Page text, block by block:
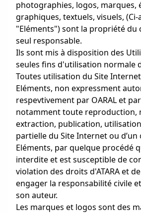
photographies, logos, marques,
graphiques, textuels, visuels,
"Eléments") sont la propriété du
seul responsable.
Ils sont mis à disposition des
seules fins d'utilisation normale
Toutes utilisation du Site
Eléments, non expressment
respevtivement par OARAL et
notamment toute reproduction,
extraction, publication,
partielle du Site Internet ou d’un
Eléments, par quelque procédé
interdite et est susceptible de
violation des droits d'ATARA et
engager la responsabilité civile
son auteur.
Les marques et logos sont des